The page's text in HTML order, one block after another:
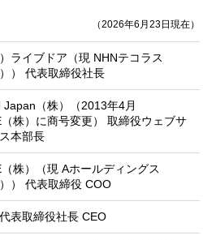
（2026年6月23日現在）
）ライブドア（現 NHNテコラス
）） 代表取締役社長
Japan（株）（2013年4月
（株）に商号変更） 取締役ウェブサ
本部長
株）（現 Aホールディングス
）） 代表取締役 COO
表取締役社長 CEO